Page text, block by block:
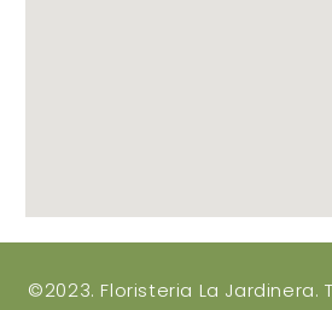
©2023. Floristeria La Jardinera.